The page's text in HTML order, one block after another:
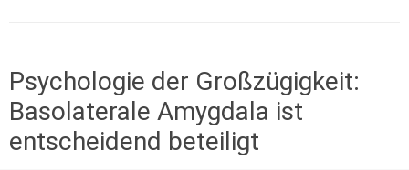
Psychologie der Großzügigkeit:
Basolaterale Amygdala ist
entscheidend beteiligt